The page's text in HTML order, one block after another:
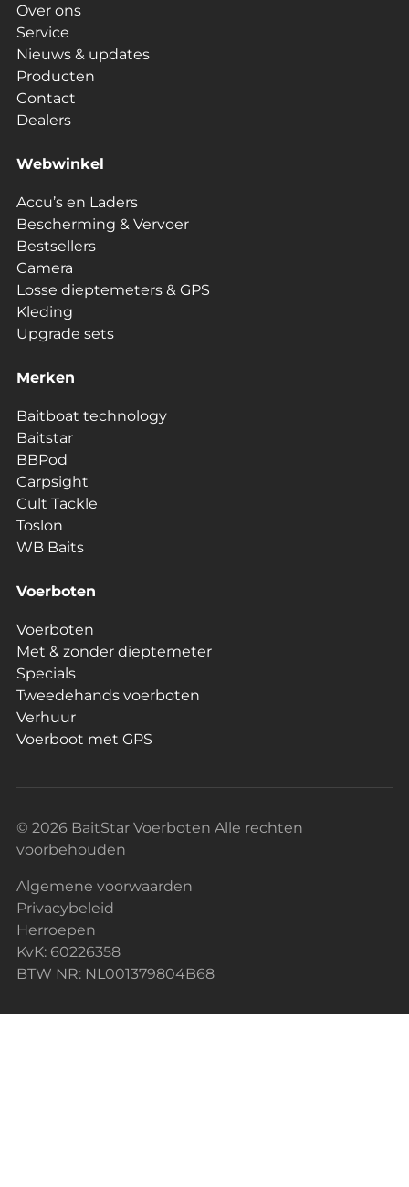
Over ons
Service
Nieuws & updates
Producten
Contact
Dealers
Webwinkel
Accu’s en Laders
Bescherming & Vervoer
Bestsellers
Camera
Losse dieptemeters & GPS
Kleding
Upgrade sets
Merken
Baitboat technology
Baitstar
BBPod
Carpsight
Cult Tackle
Toslon
WB Baits
Voerboten
Voerboten
Met & zonder dieptemeter
Specials
Tweedehands voerboten
Verhuur
Voerboot met GPS
© 2026 BaitStar Voerboten Alle rechten
voorbehouden
Algemene voorwaarden
Privacybeleid
Herroepen
KvK: 60226358
BTW NR: NL001379804B68